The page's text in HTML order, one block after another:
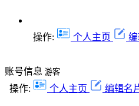
操作: 个人主页
账号信息 游客
操作: 个人主页 编辑名